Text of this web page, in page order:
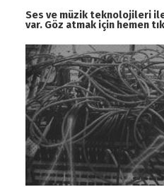
Ses ve müzik teknolojileri
var. Göz atmak için hemen